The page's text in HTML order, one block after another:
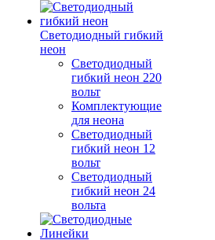
Светодиодный гибкий
неон
Светодиодный
гибкий неон 220
вольт
Комплектующие
для неона
Светодиодный
гибкий неон 12
вольт
Светодиодный
гибкий неон 24
вольта